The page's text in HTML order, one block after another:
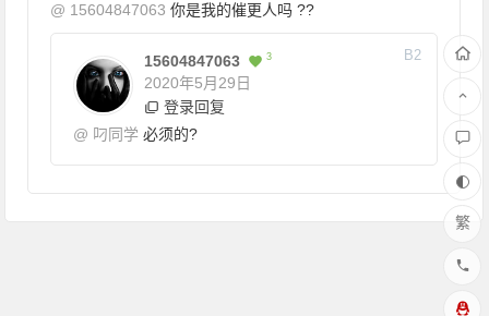
@ 15604847063 你是我的催更人吗 ??
15604847063 3
2020年5月29日
B2
登录回复
@ 叼同学 必须的?
繁